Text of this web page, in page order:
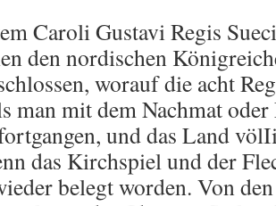
Caroli Gustavi Regis
den nordischen
worauf die acht
man mit dem Nachmat
und das Land
das Kirchspiel und der
belegt worden. Von